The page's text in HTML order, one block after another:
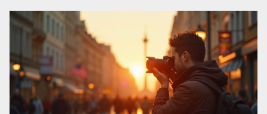
Beste aus Ihrer Fotografie herausholen.